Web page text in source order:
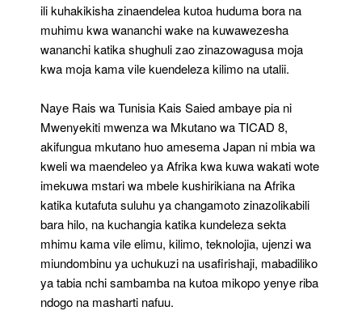
ili kuhakikisha zinaendelea kutoa huduma bora na
muhimu kwa wananchi wake na kuwawezesha
wananchi katika shughuli zao zinazowagusa moja
kwa moja kama vile kuendeleza kilimo na utalii.
Naye Rais wa Tunisia Kais Saied ambaye pia ni
Mwenyekiti mwenza wa Mkutano wa TICAD 8,
akifungua mkutano huo amesema Japan ni mbia wa
kweli wa maendeleo ya Afrika kwa kuwa wakati wote
imekuwa mstari wa mbele kushirikiana na Afrika
katika kutafuta suluhu ya changamoto zinazolikabili
bara hilo, na kuchangia katika kundeleza sekta
mhimu kama vile elimu, kilimo, teknolojia, ujenzi wa
miundombinu ya uchukuzi na usafirishaji, mabadiliko
ya tabia nchi sambamba na kutoa mikopo yenye riba
ndogo na masharti nafuu.